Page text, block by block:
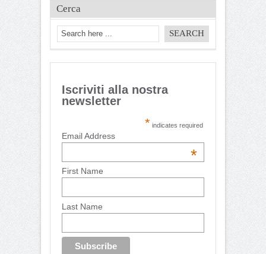
Cerca
Iscriviti alla nostra
newsletter
* indicates required
Email Address
*
First Name
Last Name